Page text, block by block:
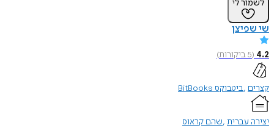
לשמור לי
שי שפיצן
4.2
(
5ביקורות)
קצרים ביטבוקס BitBooks
יצירה עברית שהם קראוס